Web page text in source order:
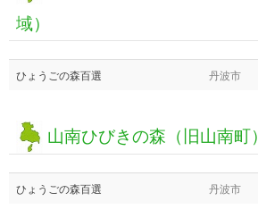
域）
ひょうごの森百選 丹波市
山南ひびきの森（旧山南町）
ひょうごの森百選 丹波市